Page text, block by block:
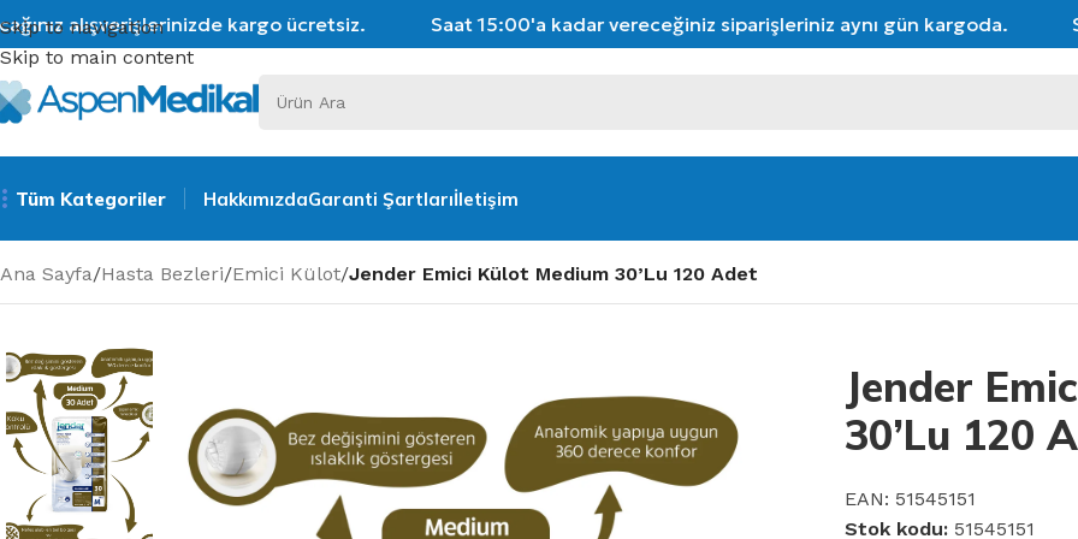
Skip to navigation
Skip to main content
alışverişlerinizde kargo ücretsiz. Saat 15:00'a kadar vereceğiniz siparişleriniz aynı gün kargoda.
Tüm Kategoriler HakkımızdaGaranti Şartlarıİletişim
Ana Sayfa/Hasta Bezleri/Emici Külot/Jender Emici Külot Medium 30’Lu 120 Adet
Jender
30’Lu 120
EAN: 51545151
Stok kodu: 51545151